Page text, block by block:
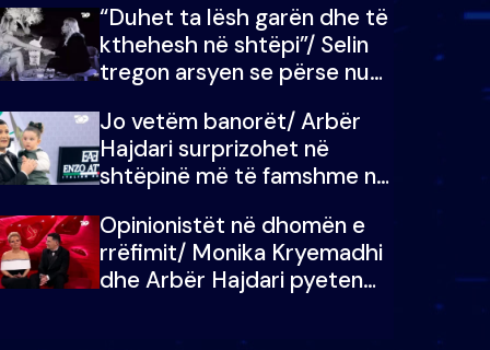
“Duhet ta lësh garën dhe të
kthehesh në shtëpi”/ Selin
tregon arsyen se përse nuk
Doja ta çoja luftën time deri
në fund
Jo vetëm banorët/ Arbër
Hajdari surprizohet në
shtëpinë më të famshme në
me vajzën e tij
Opinionistët në dhomën e
rrëfimit/ Monika Kryemadhi
dhe Arbër Hajdari pyeten
zëvendësonit njëri-tjetrin?